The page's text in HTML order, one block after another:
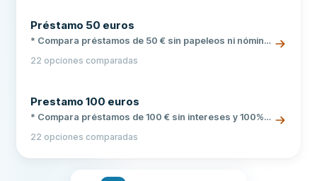
Préstamo 50 euros
* Compara préstamos de 50 € sin papeleos ni nómina
día * Disponible incluso con ASNEF, solo necesitas DNI
22 opciones comparadas
Prestamo 100 euros
* Compara préstamos de 100 € sin intereses y 100%
Entidades fiables con respuesta inmediata
22 opciones comparadas